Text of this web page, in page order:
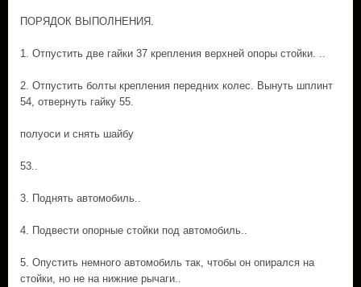
ПОРЯДОК ВЫПОЛНЕНИЯ.
1. Отпустить две гайки 37 крепления верхней опоры стойки. ..
2. Отпустить болты крепления передних колес. Вынуть шплинт
54, отвернуть гайку 55.
полуоси и снять шайбу
53..
3. Поднять автомобиль..
4. Подвести опорные стойки под автомобиль..
5. Опустить немного автомобиль так, чтобы он опирался на
стойки, но не на нижние рычаги..